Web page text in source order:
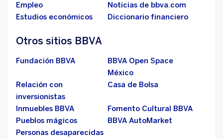
Empleo
Noticias de bbva.com
Estudios económicos
Diccionario financiero
Otros sitios BBVA
Fundación BBVA
BBVA Open Space
México
Relación con
inversionistas
Casa de Bolsa
Inmuebles BBVA
Fomento Cultural BBVA
Pueblos mágicos
BBVA AutoMarket
Personas desaparecidas